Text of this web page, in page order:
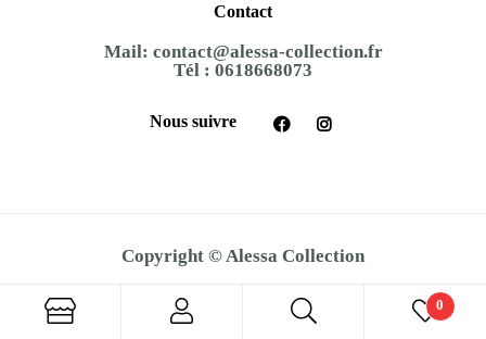
Contact
Mail: contact@alessa-collection.fr
Tél : 0618668073
Nous suivre
Copyright © Alessa Collection
0